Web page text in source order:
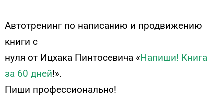
Автотренинг по написанию и продвижению
книги с
нуля от Ицхака Пинтосевича «Напиши! Книга
за 60 дней!».
Пиши профессионально!